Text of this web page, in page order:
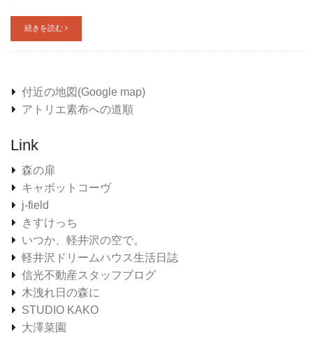
続きを読む
付近の地図(Google map)
アトリエ素布への道順
Link
森の扉
キャボットコーヴ
j-field
きすけっち
いつか、軽井沢の空で。
軽井沢ドリームハウス生活日誌
信光不動産スタッフブログ
木洩れ日の森に
STUDIO KAKO
大澤菜園